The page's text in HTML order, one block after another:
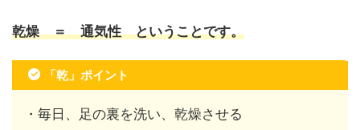
乾燥 ＝ 通気性 ということです。
「乾」ポイント
・毎日、足の裏を洗い、乾燥させる